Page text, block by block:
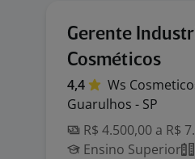
Gerente
Cosméticos
4,4 Ws
Guarulhos - SP
R$ 4.500,00 a R$
Ensino Superior